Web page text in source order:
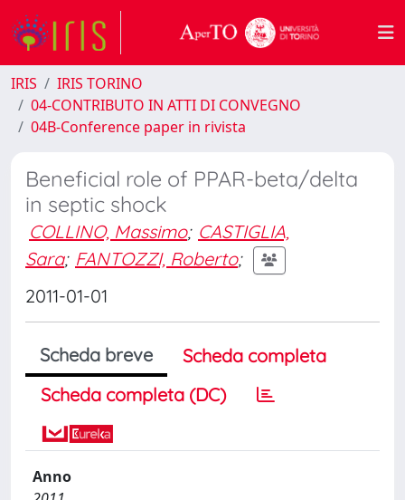
IRIS
IRIS TORINO
04-CONTRIBUTO IN ATTI DI CONVEGNO
04B-Conference paper in rivista
Beneficial role of PPAR-beta/delta
in septic shock
COLLINO, Massimo; CASTIGLIA,
Sara; FANTOZZI, Roberto;
2011-01-01
Scheda breve
Scheda completa
Scheda completa (DC)
Anno